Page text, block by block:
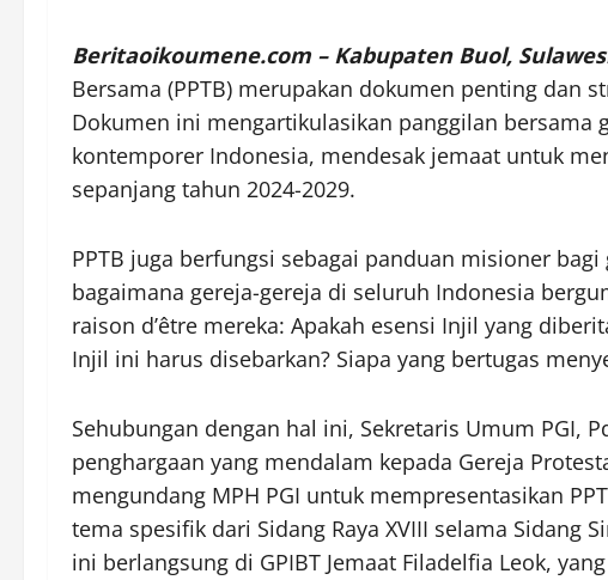
Beritaoikoumene.com – Kabupaten Buol,
Bersama (PPTB) merupakan dokumen penting dan
Dokumen ini mengartikulasikan panggilan bersama
kontemporer Indonesia, mendesak jemaat untuk
sepanjang tahun 2024-2029.
PPTB juga berfungsi sebagai panduan misioner
bagaimana gereja-gereja di seluruh Indonesia
raison d’être mereka: Apakah esensi Injil yang
Injil ini harus disebarkan? Siapa yang bertugas
Sehubungan dengan hal ini, Sekretaris Umum PGI,
penghargaan yang mendalam kepada Gereja
mengundang MPH PGI untuk mempresentasikan
tema spesifik dari Sidang Raya XVIII selama Sidang
ini berlangsung di GPIBT Jemaat Filadelfia Leok,